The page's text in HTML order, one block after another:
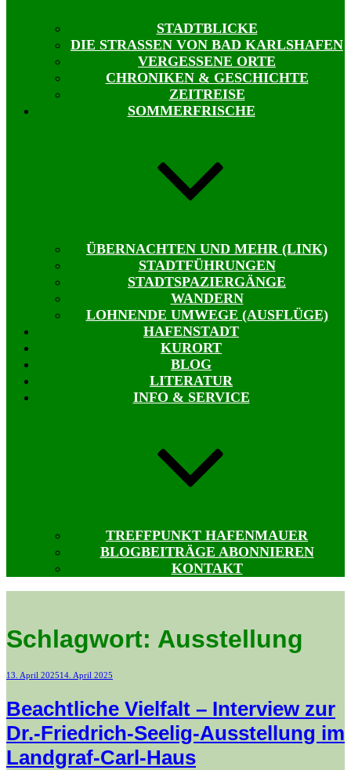
STADTBLICKE
DIE STRASSEN VON BAD KARLSHAFEN
VERGESSENE ORTE
CHRONIKEN & GESCHICHTE
ZEITREISE
SOMMERFRISCHE
ÜBERNACHTEN UND MEHR (LINK)
STADTFÜHRUNGEN
STADTSPAZIERGÄNGE
WANDERN
LOHNENDE UMWEGE (AUSFLÜGE)
HAFENSTADT
KURORT
BLOG
LITERATUR
INFO & SERVICE
TREFFPUNKT HAFENMAUER
BLOGBEITRÄGE ABONNIEREN
KONTAKT
Schlagwort: Ausstellung
Veröffentlicht
13. April 202514. April 2025
Beachtliche Vielfalt – Interview zur
Dr.-Friedrich-Seelig-Ausstellung im
Landgraf-Carl-Haus